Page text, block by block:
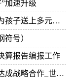
加速升级
研学体验-每日速递
号）
算报告编报工作
略合作_世界速读